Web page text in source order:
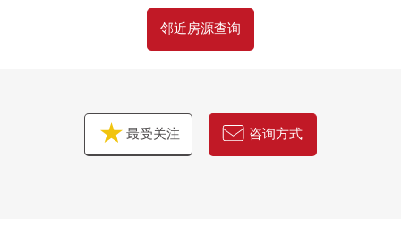
邻近房源查询
最受关注 咨询方式